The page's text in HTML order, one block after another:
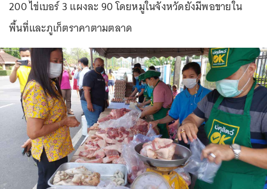
200 ไข่เบอร์ 3 แผงละ 90 โดยหมูในจังหวัดยังมีพอขายใน
พื้นที่และภูเก็ตราคาตามตลาด